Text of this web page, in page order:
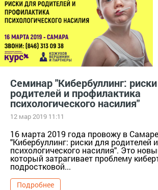
Семинар "Кибербуллинг:
родителей и профилактика
психологического насилия"
12 мар 2019 11:11
16 марта 2019 года провожу в
"Кибербуллинг: риски для родителей
психологического насилия". Это
который затрагивает проблему
подростковой...
Подробнее